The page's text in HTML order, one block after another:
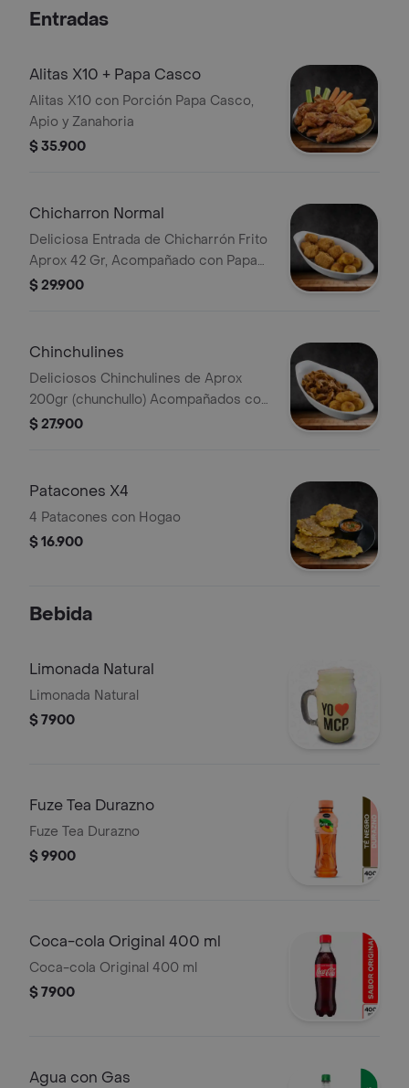
Entradas
Alitas X10 + Papa Casco
Alitas X10 con Porción Papa Casco,
Apio y Zanahoria
$ 35.900
Chicharron Normal
Deliciosa Entrada de Chicharrón Frito
Aprox 42 Gr, Acompañado con Papa
Criolla
$ 29.900
Chinchulines
Deliciosos Chinchulines de Aprox
200gr (chunchullo) Acompañados con
Papa Criolla
$ 27.900
Patacones X4
4 Patacones con Hogao
$ 16.900
Bebida
Limonada Natural
Limonada Natural
$ 7900
Fuze Tea Durazno
Fuze Tea Durazno
$ 9900
Coca-cola Original 400 ml
Coca-cola Original 400 ml
$ 7900
Agua con Gas